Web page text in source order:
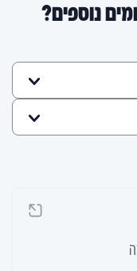
נוספים?